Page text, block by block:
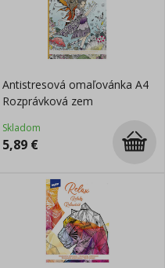
Antistresová omaľovánka A4
Rozprávková zem
Skladom
5,89 €